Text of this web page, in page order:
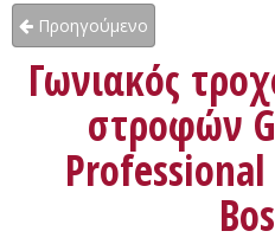
Προηγούμενο
Γωνιακός
στροφών